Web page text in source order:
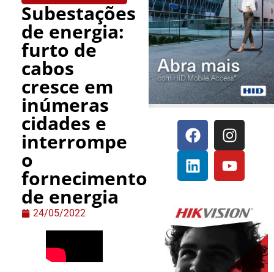
Subestações
de energia:
furto de
cabos
cresce em
inúmeras
cidades e
interrompe
o
fornecimento
de energia
24/05/2022